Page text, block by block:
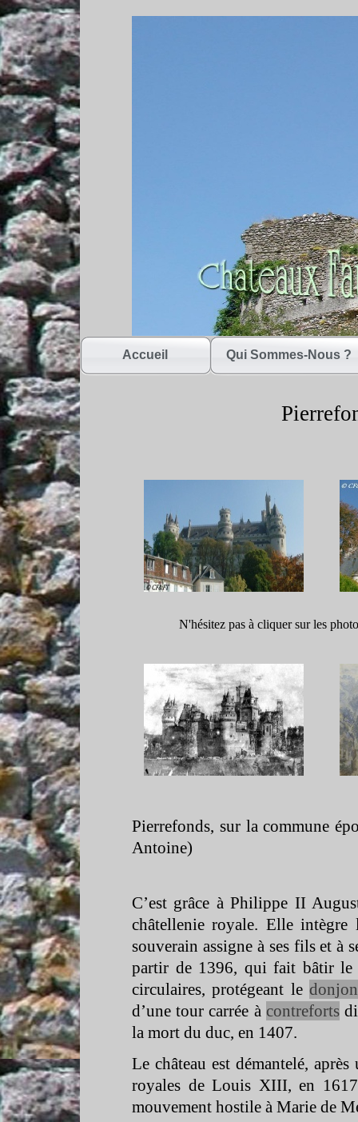
Accueil Qui Sommes-Nous ?
N'hésitez pas à cliquer sur les
Pierrefonds, sur la commune
Antoine)
C’est grâce à Philippe II
châtellenie royale. Elle intègre
souverain assigne à ses fils et à
partir de 1396, qui fait bâtir le
circulaires, protégeant le donjon
d’une tour carrée à contreforts
la mort du duc, en 1407.
Le château est démantelé,
royales de Louis XIII, en
mouvement hostile à Marie de